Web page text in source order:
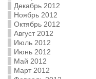
Декабрь 2012
Ноябрь 2012
Октябрь 2012
Август 2012
Июль 2012
Июнь 2012
Май 2012
Март 2012